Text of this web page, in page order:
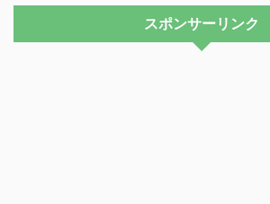
スポンサーリンク